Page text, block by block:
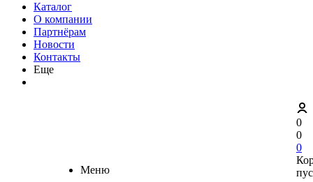
Каталог
О компании
Партнёрам
Новости
Контакты
Еще
Меню
0
0
0